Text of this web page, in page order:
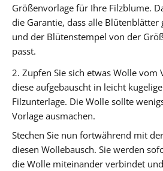
Größenvorlage für Ihre Filzblume.
die Garantie, dass alle Blütenblätter
und der Blütenstempel von der
passt.
2. Zupfen Sie sich etwas Wolle vom
diese aufgebauscht in leicht
Filzunterlage. Die Wolle sollte
Vorlage ausmachen.
Stechen Sie nun fortwährend mit
diesen Wollebausch. Sie werden
die Wolle miteinander verbindet